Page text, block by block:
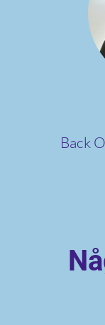
Back